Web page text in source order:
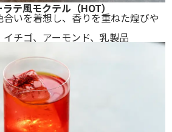
テ風モクテル （HOT）
いを着想し、香りを重ねた煌びや
チゴ、アーモンド、乳製品